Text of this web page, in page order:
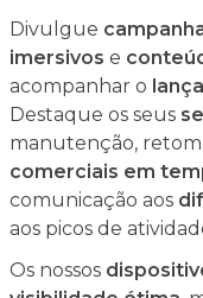
Divulgue
imersivos e
acompanhar o
Destaque os seus
manutenção,
comerciais em
comunicação aos
aos picos de
Os nossos